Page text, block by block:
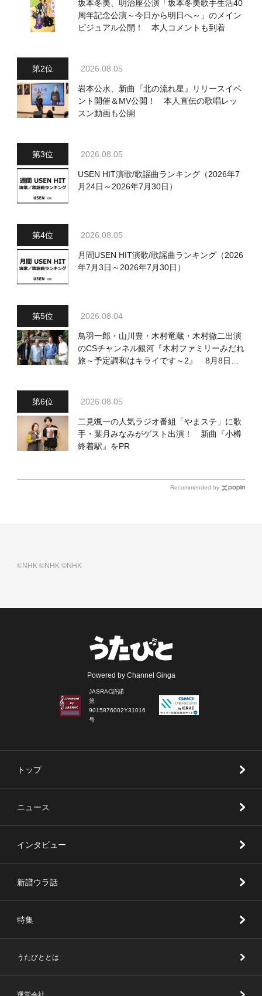
坂本冬美、明治座公演「坂本冬美歌手生活40
周年記念公演～今日から明日へ～」のメイン
ビジュアル公開！ 本人コメントも到着
2026.08.05
岩本公水、新曲『北の流れ星』リリースイベ
ント開催＆MV公開！ 本人直伝の歌唱レッ
スン動画も公開
2026.08.05
USEN HIT演歌/歌謡曲ランキング（2026年7
月24日～2026年7月30日）
2026.08.05
月間USEN HIT演歌/歌謡曲ランキング（2026
年7月3日～2026年7月30日）
2026.08.04
鳥羽一郎・山川豊・木村竜蔵・木村徹二出演
のCSチャンネル銀河『木村ファミリーみだれ
旅～予定調和はキライです～2』 8月8日
2026.08.05
二見颯一の人気ラジオ番組「やまステ」に歌
手・葉月みなみがゲスト出演！ 新曲『小樽
終着駅』をPR
Recommended by
©NHK©NHK©NHK
Powered by Channel Ginga
JASRAC許諾
第
9015876002Y31016
号
トップ
ニュース
インタビュー
新譜ウラ話
特集
うたびととは